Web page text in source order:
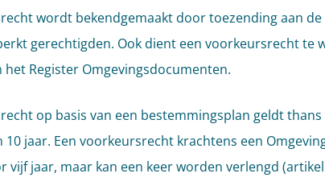
wordt bekendgemaakt door toezending aan de
gerechtigden. Ook dient een voorkeursrecht te
Register Omgevingsdocumenten.
op basis van een bestemmingsplan geldt
10 jaar. Een voorkeursrecht krachtens een
vijf jaar, maar kan een keer worden verlengd